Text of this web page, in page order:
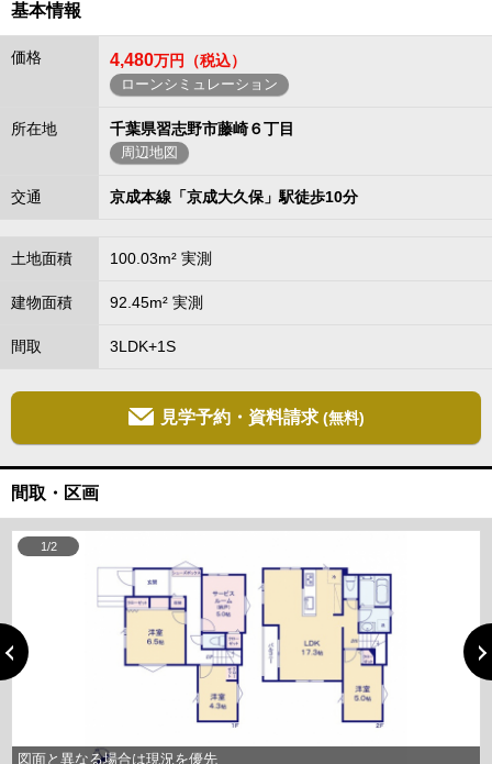
基本情報
価格 4,480万円（税込）
ローンシミュレーション
所在地 千葉県習志野市藤崎６丁目
周辺地図
交通 京成本線「京成大久保」駅徒歩10分
土地面積 100.03m² 実測
建物面積 92.45m² 実測
間取 3LDK+1S
見学予約・資料請求 (無料)
間取・区画
図面と異なる場合は現況を優先
1/2